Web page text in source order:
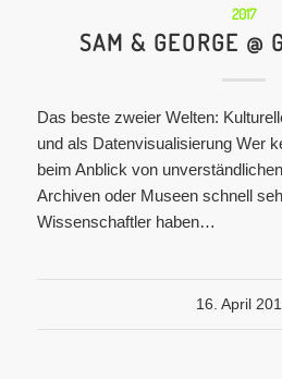
2017
SAM & GEORGE @
Das beste zweier Welten:
und als Datenvisualisierung Wer
beim Anblick von
Archiven oder Museen schnell
Wissenschaftler haben…
16. April